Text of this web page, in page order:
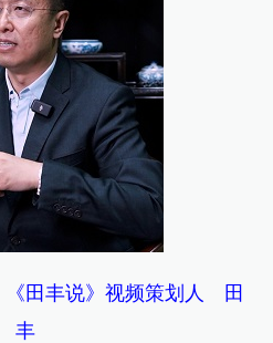
《田丰说》视频策划人 田
丰